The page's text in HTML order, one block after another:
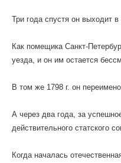
Три года спустя он выходит
Как помещика Санкт-
уезда, и он им остается
В том же 1798 г. он
А через два года, за
действительного статского
Когда началась